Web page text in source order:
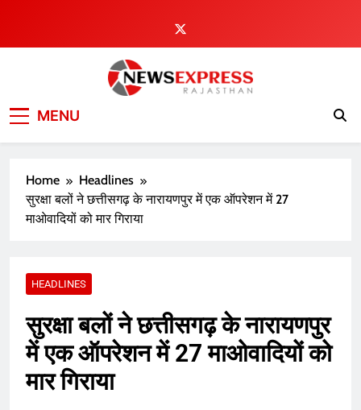
content
MENU
Home
Headlines
सुरक्षा बलों ने छत्तीसगढ़ के नारायणपुर में एक ऑपरेशन में 27
माओवादियों को मार गिराया
HEADLINES
सुरक्षा बलों ने छत्तीसगढ़ के नारायणपुर
में एक ऑपरेशन में 27 माओवादियों को
मार गिराया